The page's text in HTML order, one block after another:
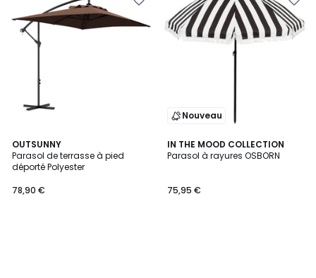
OUTSUNNY
Parasol de terrasse à pied
déporté Polyester
78,90 €
Nouveau
IN THE MOOD COLLECTION
Parasol à rayures OSBORN
75,95 €